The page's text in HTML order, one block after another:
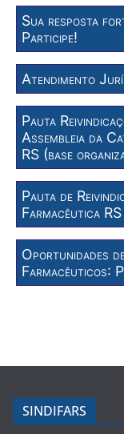
Sua resposta
Participe!
Atendimento
Pauta
Assembleia da
RS (base
Pauta de
Farmacêutica
Oportunidades
Farmacêuticos:
SINDIFARS